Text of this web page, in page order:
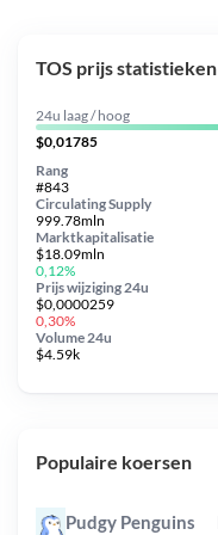
TOS prijs statistieken
24u laag / hoog
$0,01785
Circulating Supply
999.78mln
Prijs wijziging 24u
$0,0000259
0,30%
Marktkapitalisatie
$18.09mln
0,12%
Volume 24u
$4.59k
Rang
#843
Populaire koersen
Pudgy Penguins